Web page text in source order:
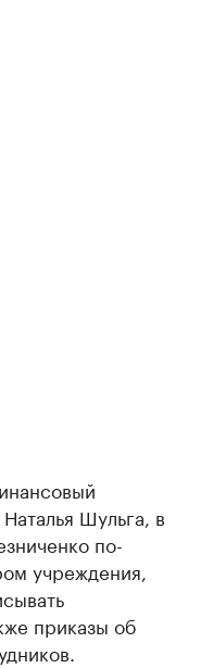
Шульга, в
по-
учреждения,
приказы об